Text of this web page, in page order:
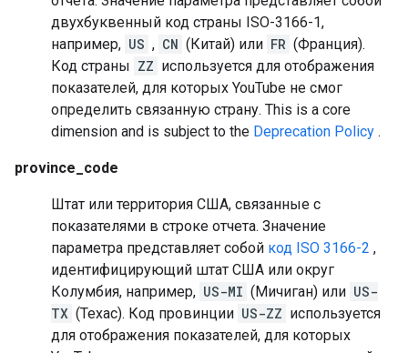
двухбуквенный код страны ISO-3166-1,
например, US , CN (Китай) или FR (Франция).
Код страны ZZ используется для отображения
показателей, для которых YouTube не смог
определить связанную страну. This is a core
dimension and is subject to the Deprecation Policy .
province_code
Штат или территория США, связанные с
показателями в строке отчета. Значение
параметра представляет собой код ISO 3166-2 ,
идентифицирующий штат США или округ
Колумбия, например, US-MI (Мичиган) или US-
TX (Техас). Код провинции US-ZZ используется
для отображения показателей, для которых